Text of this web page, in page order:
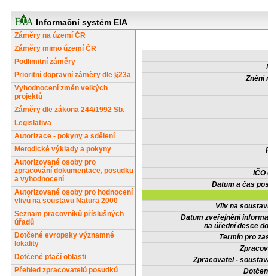
Informační systém EIA
Záměry na území ČR
Záměry mimo území ČR
Podlimitní záměry
Prioritní dopravní záměry dle §23a
Vyhodnocení změn velkých
projektů
Záměry dle zákona 244/1992 Sb.
Legislativa
Autorizace - pokyny a sdělení
Metodické výklady a pokyny
Autorizované osoby pro
zpracování dokumentace, posudku
a vyhodnocení
Autorizované osoby pro hodnocení
vlivů na soustavu Natura 2000
Seznam pracovníků příslušných
úřadů
Dotčené evropsky významné
lokality
Dotčené ptačí oblasti
Přehled zpracovatelů posudků
Znění
IČO
Datum a čas
Vliv na
Datum zveřejnění
na úřední desce
Termín pro
Zpracovatel -